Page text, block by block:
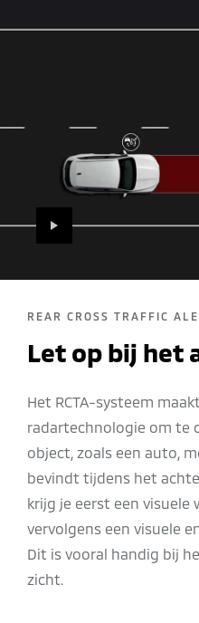
REAR CROSS TRAFFIC
Let op bij het
Het RCTA-systeem
radartechnologie om te
object, zoals een auto,
bevindt tijdens het
krijg je eerst een visuele
vervolgens een visuele
Dit is vooral handig bij
zicht.